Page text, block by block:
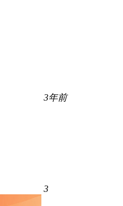
3年前
3